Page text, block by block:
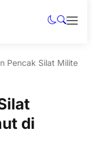
Pencak Silat Militer
di